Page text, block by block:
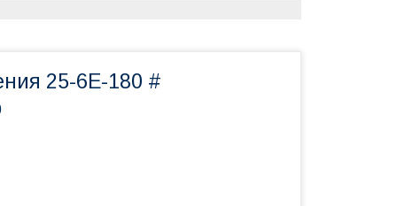
25-6E-180 #